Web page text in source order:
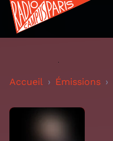
Accueil Émissions